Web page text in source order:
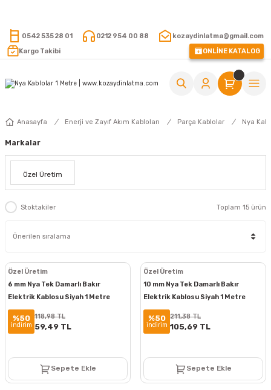
0542 535 28 01 0212 954 00 88
kozaydinlatma@gmail.com
Kargo Takibi
ONLİNE KATALOG
Anasayfa Enerji ve Zayıf Akım Kabloları Parça Kablolar Nya
Markalar
Özel Üretim
Stoktakiler Toplam 15 ürün
Özel Üretim
6 mm Nya Tek Damarlı Bakır
Elektrik Kablosu Siyah 1 Metre
%50
indirim
118,98 TL
59,49 TL
Sepete Ekle
Özel Üretim
10 mm Nya Tek Damarlı Bakır
Elektrik Kablosu Siyah 1 Metre
%50
indirim
211,38 TL
105,69 TL
Sepete Ekle